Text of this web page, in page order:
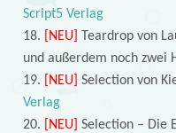
Script5 Verlag
18.
[NEU] Teardrop von
und außerdem noch zwei
19.
[NEU] Selection von
Verlag
20.
[NEU] Selection – Die